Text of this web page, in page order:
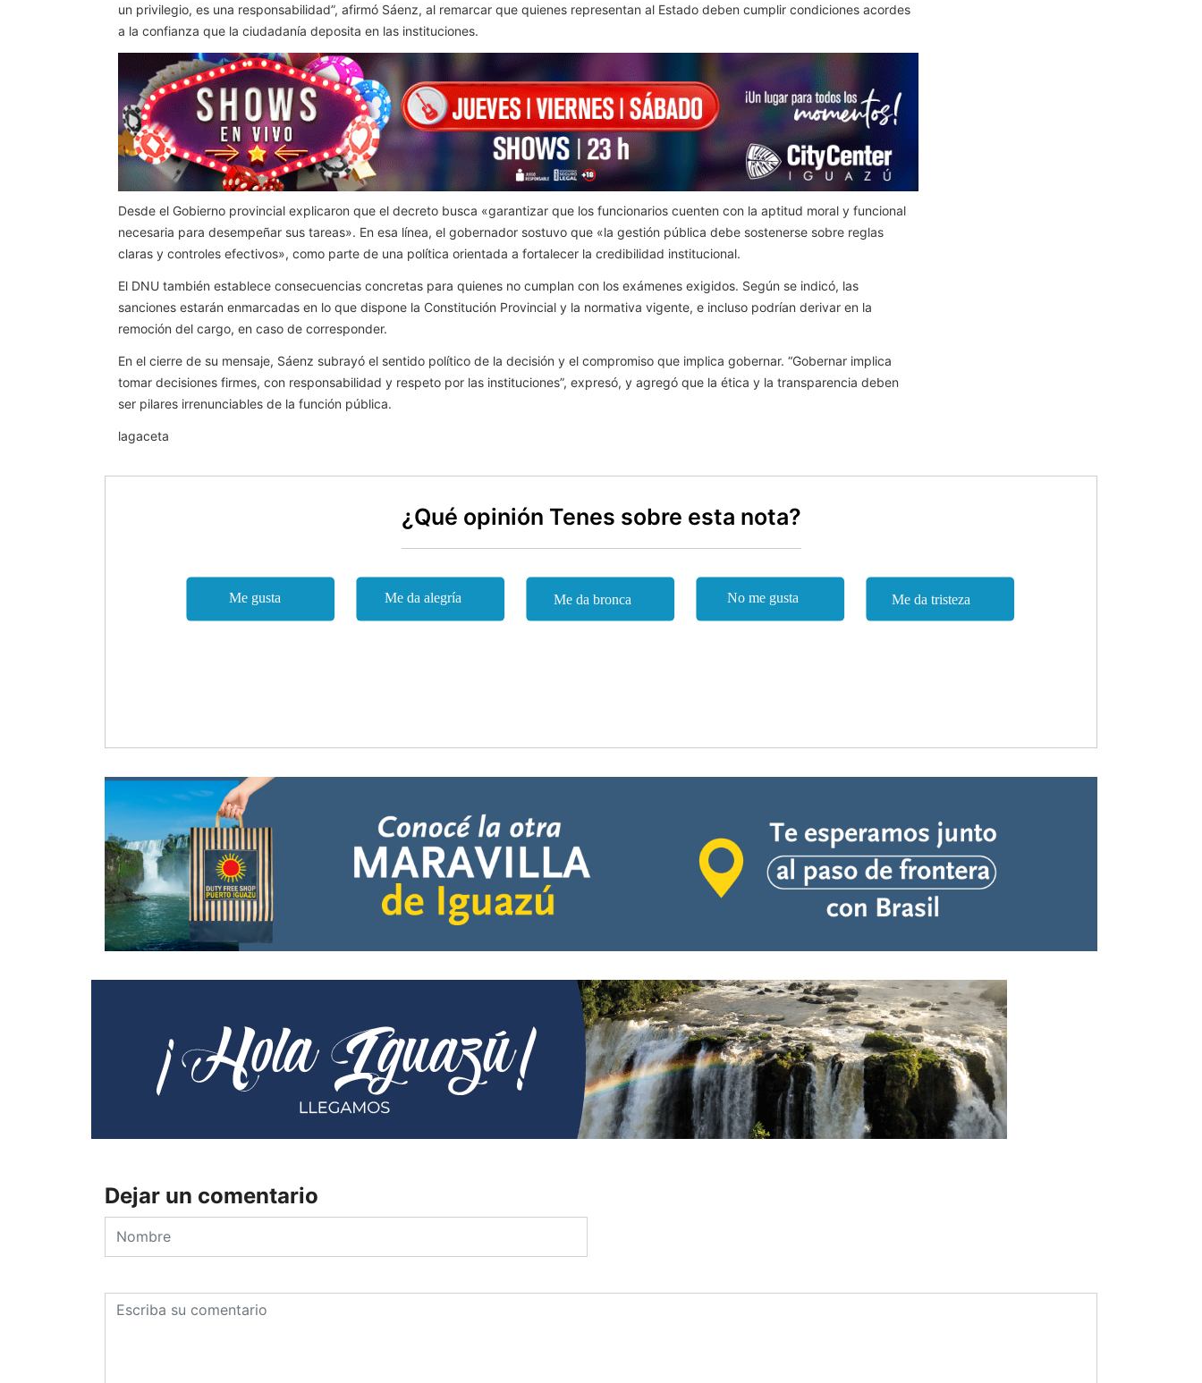
un privilegio, es una responsabilidad”, afirmó Sáenz, al remarcar que quienes representan al Estado deben cumplir condiciones acordes
a la confianza que la ciudadanía deposita en las instituciones.
Desde el Gobierno provincial explicaron que el decreto busca «garantizar que los funcionarios cuenten con la aptitud moral y funcional
necesaria para desempeñar sus tareas». En esa línea, el gobernador sostuvo que «la gestión pública debe sostenerse sobre reglas
claras y controles efectivos», como parte de una política orientada a fortalecer la credibilidad institucional.
El DNU también establece consecuencias concretas para quienes no cumplan con los exámenes exigidos. Según se indicó, las
sanciones estarán enmarcadas en lo que dispone la Constitución Provincial y la normativa vigente, e incluso podrían derivar en la
remoción del cargo, en caso de corresponder.
En el cierre de su mensaje, Sáenz subrayó el sentido político de la decisión y el compromiso que implica gobernar. “Gobernar implica
tomar decisiones firmes, con responsabilidad y respeto por las instituciones”, expresó, y agregó que la ética y la transparencia deben
ser pilares irrenunciables de la función pública.
lagaceta
¿Qué opinión Tenes sobre esta nota?
Dejar un comentario